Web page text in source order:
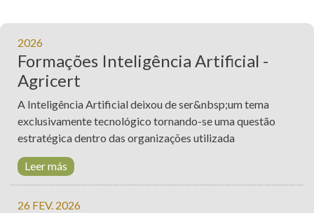
2026
Formações Inteligência Artificial -
Agricert
A Inteligência Artificial deixou de ser&nbsp;um tema
exclusivamente tecnológico tornando-se uma questão
estratégica dentro das organizações utilizada
Leer más
26 FEV. 2026